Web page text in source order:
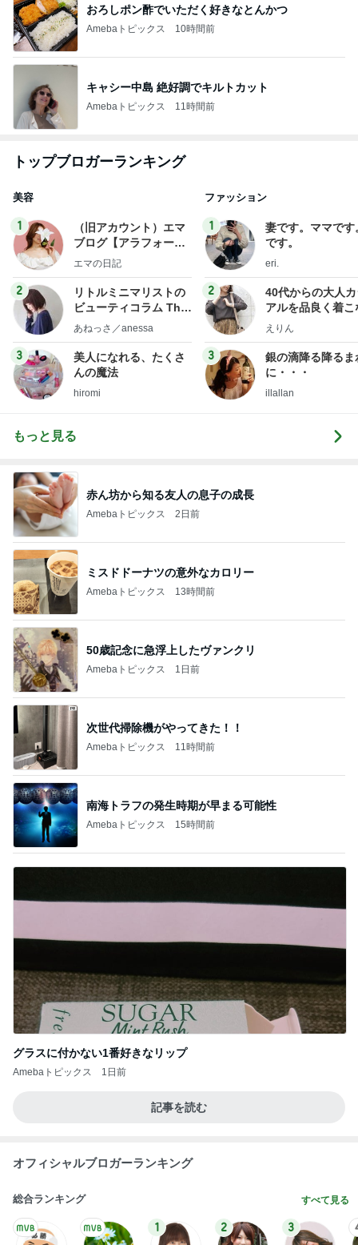
おろしポン酢でいただく好きなとんかつ
Amebaトピックス 10時間前
キャシー中島 絶好調でキルトカット
Amebaトピックス 11時間前
トップブロガーランキング
美容
1
（旧アカウント）エマ
ブログ【アラフォー会
社売却セカンドライ
エマの日記
2
リトルミニマリストの
ビューティコラム The
little minimalist's bea
あねっさ／anessa
3
美人になれる、たくさ
んの魔法
hiromi
ファッション
1
妻です。ママです
です。
eri.
2
40代からの大人
アルを品良く着こ
ファッションブロ
えりん
3
銀の滴降る降るま
に・・・
illallan
もっと見る
赤ん坊から知る友人の息子の成長
Amebaトピックス 2日前
ミスドドーナツの意外なカロリー
Amebaトピックス 13時間前
50歳記念に急浮上したヴァンクリ
Amebaトピックス 1日前
次世代掃除機がやってきた！！
Amebaトピックス 11時間前
南海トラフの発生時期が早まる可能性
Amebaトピックス 15時間前
グラスに付かない1番好きなリップ
Amebaトピックス 1日前
記事を読む
オフィシャルブロガーランキング
総合ランキング すべて見る
1 2 3